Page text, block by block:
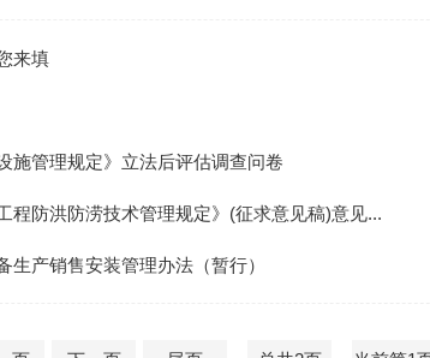
来填
施管理规定》立法后评估调查问卷
程防洪防涝技术管理规定》(征求意见稿)意见...
生产销售安装管理办法（暂行）